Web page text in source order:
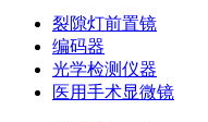
裂隙灯前置镜
编码器
光学检测仪器
医用手术显微镜